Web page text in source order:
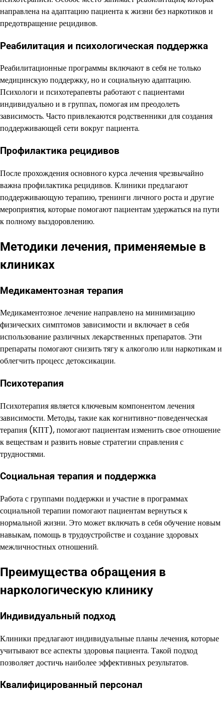
направлена на адаптацию пациента к жизни без наркотиков и
предотвращение рецидивов.
Реабилитация и психологическая поддержка
Реабилитационные программы включают в себя не только
медицинскую поддержку, но и социальную адаптацию.
Психологи и психотерапевты работают с пациентами
индивидуально и в группах, помогая им преодолеть
зависимость. Часто привлекаются родственники для создания
поддерживающей сети вокруг пациента.
Профилактика рецидивов
После прохождения основного курса лечения чрезвычайно
важна профилактика рецидивов. Клиники предлагают
поддерживающую терапию, тренинги личного роста и другие
мероприятия, которые помогают пациентам удержаться на пути
к полному выздоровлению.
Методики лечения, применяемые в
клиниках
Медикаментозная терапия
Медикаментозное лечение направлено на минимизацию
физических симптомов зависимости и включает в себя
использование различных лекарственных препаратов. Эти
препараты помогают снизить тягу к алкоголю или наркотикам и
облегчить процесс детоксикации.
Психотерапия
Психотерапия является ключевым компонентом лечения
зависимости. Методы, такие как когнитивно-поведенческая
терапия (КПТ), помогают пациентам изменить свое отношение
к веществам и развить новые стратегии справления с
трудностями.
Социальная терапия и поддержка
Работа с группами поддержки и участие в программах
социальной терапии помогают пациентам вернуться к
нормальной жизни. Это может включать в себя обучение новым
навыкам, помощь в трудоустройстве и создание здоровых
межличностных отношений.
Преимущества обращения в
наркологическую клинику
Индивидуальный подход
Клиники предлагают индивидуальные планы лечения, которые
учитывают все аспекты здоровья пациента. Такой подход
позволяет достичь наиболее эффективных результатов.
Квалифицированный персонал